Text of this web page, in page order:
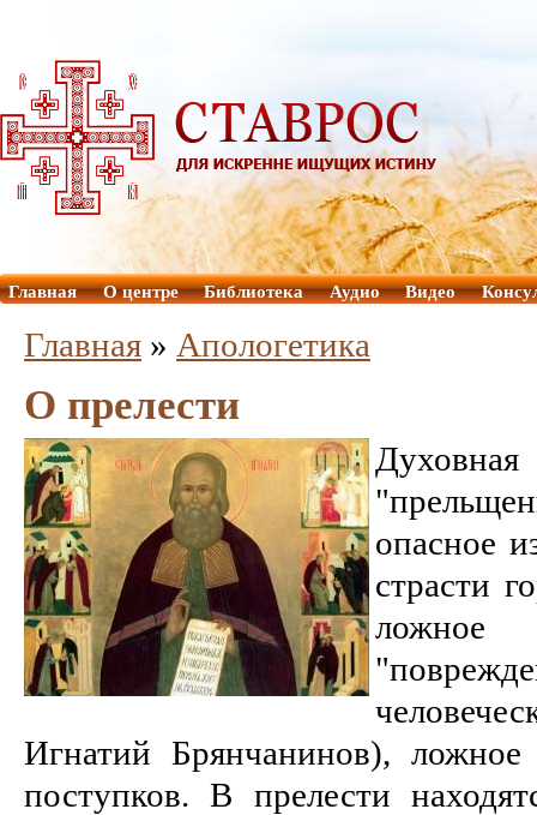
Главная О центре Библиотека Аудио Видео
Главная » Aпологетика
О прелести
опасное
страсти
ложное
Игнатий Брянчанинов),
поступков. В прелести